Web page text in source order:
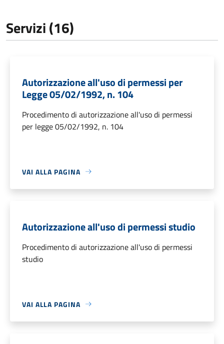
Servizi (16)
Autorizzazione all'uso di permessi per
Legge 05/02/1992, n. 104
Procedimento di autorizzazione all'uso di permessi
per legge 05/02/1992, n. 104
VAI ALLA PAGINA
Autorizzazione all'uso di permessi studio
Procedimento di autorizzazione all'uso di permessi
studio
VAI ALLA PAGINA